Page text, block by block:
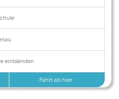
einblenden
Fahrt ab hier